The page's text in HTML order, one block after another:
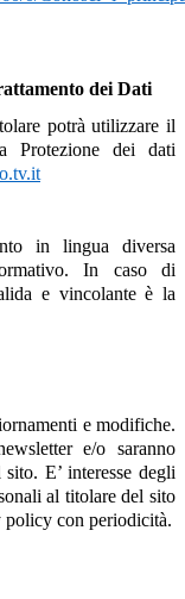
dei Dati
potrà utilizzare il
Protezione dei dati
in lingua diversa
In caso di
e vincolante è la
e modifiche.
e/o saranno
E’ interesse degli
al titolare del sito
policy con periodicità.